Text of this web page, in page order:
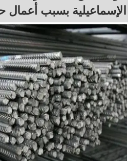
الإسماعيلية بسبب